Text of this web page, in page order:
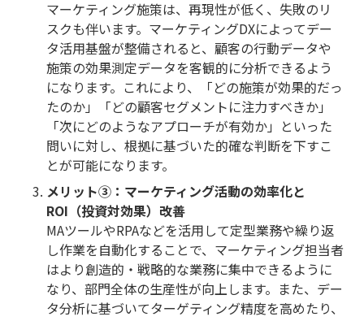
マーケティング施策は、再現性が低く、失敗のリ
スクも伴います。マーケティングDXによってデー
タ活用基盤が整備されると、顧客の行動データや
施策の効果測定データを客観的に分析できるよう
になります。これにより、「どの施策が効果的だっ
たのか」「どの顧客セグメントに注力すべきか」
「次にどのようなアプローチが有効か」といった
問いに対し、根拠に基づいた的確な判断を下すこ
とが可能になります。
メリット③：マーケティング活動の効率化と
ROI（投資対効果）改善
MAツールやRPAなどを活用して定型業務や繰り返
し作業を自動化することで、マーケティング担当者
はより創造的・戦略的な業務に集中できるように
なり、部門全体の生産性が向上します。また、デー
タ分析に基づいてターゲティング精度を高めたり、